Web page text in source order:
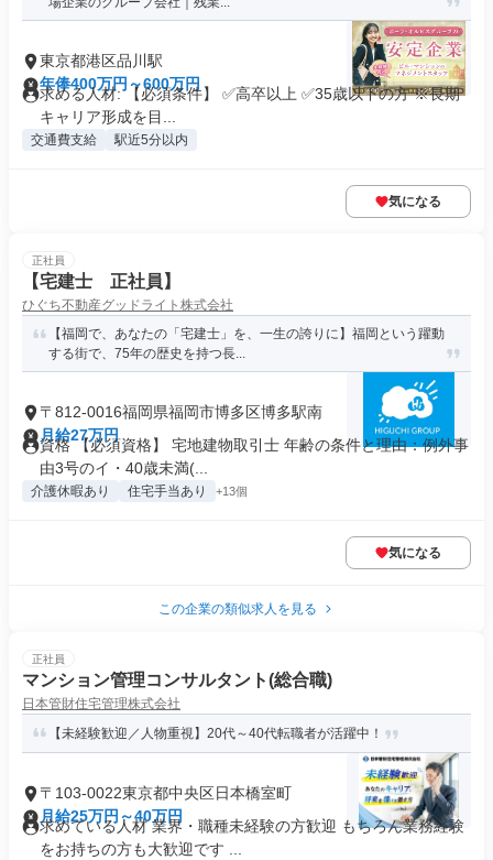
東京都港区品川駅
年俸400万円～600万円
求める人材: 【必須条件】 ✅️高卒以上 ✅️35歳以下の方 ※長期
キャリア形成を目...
交通費支給 駅近5分以内
気になる
正社員
【宅建士 正社員】
ひぐち不動産グッドライト株式会社
【福岡で、あなたの「宅建士」を、一生の誇りに】福岡という躍動
する街で、75年の歴史を持つ長...
〒812-0016福岡県福岡市博多区博多駅南
月給27万円
資格 【必須資格】 宅地建物取引士 年齢の条件と理由：例外事
由3号のイ・40歳未満(...
介護休暇あり 住宅手当あり +13個
気になる
この企業の類似求人を見る
正社員
マンション管理コンサルタント(総合職)
日本管財住宅管理株式会社
【未経験歓迎／人物重視】20代～40代転職者が活躍中！
〒103-0022東京都中央区日本橋室町
月給25万円～40万円
求めている人材 業界・職種未経験の方歓迎 もちろん業務経験
をお持ちの方も大歓迎です ...